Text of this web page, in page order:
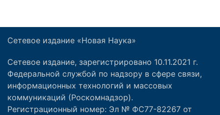
Сетевое издание «Новая Наука»
Сетевое издание, зарегистрировано 10.11.2021 г.
Федеральной службой по надзору в сфере связи,
информационных технологий и массовых
коммуникаций (Роскомнадзор).
Регистрационный номер: Эл № ФС77-82267 от